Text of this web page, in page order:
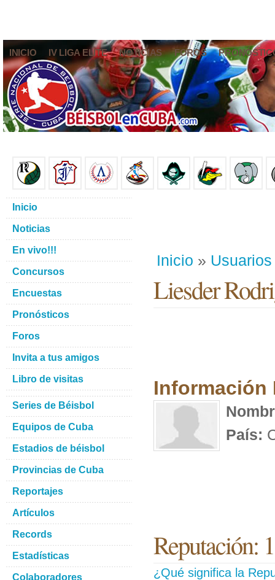
INICIO IV LIGA ELITE NOTICIAS FOROS
Inicio » Usuarios
Liesder
Información
País:
Reputación:
¿Qué significa la
Inicio
Noticias
En vivo!!!
Concursos
Encuestas
Pronósticos
Foros
Invita a tus amigos
Libro de visitas
Series de Béisbol
Equipos de Cuba
Estadios de béisbol
Provincias de Cuba
Reportajes
Artículos
Records
Estadísticas
Colaboradores